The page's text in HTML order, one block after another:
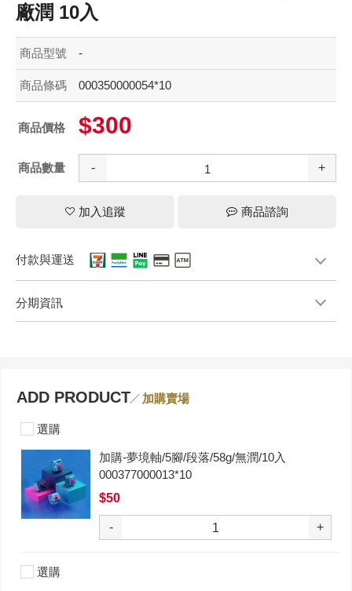
廠潤 10入
商品型號 -
商品條碼 000350000054*10
商品價格 $300
商品數量 - +
加入追蹤 商品諮詢
付款與運送
分期資訊
ADD PRODUCT 加購賣場
選購
加購-夢境軸/5腳/段落/58g/無潤/10入
000377000013*10
$50
- +
選購